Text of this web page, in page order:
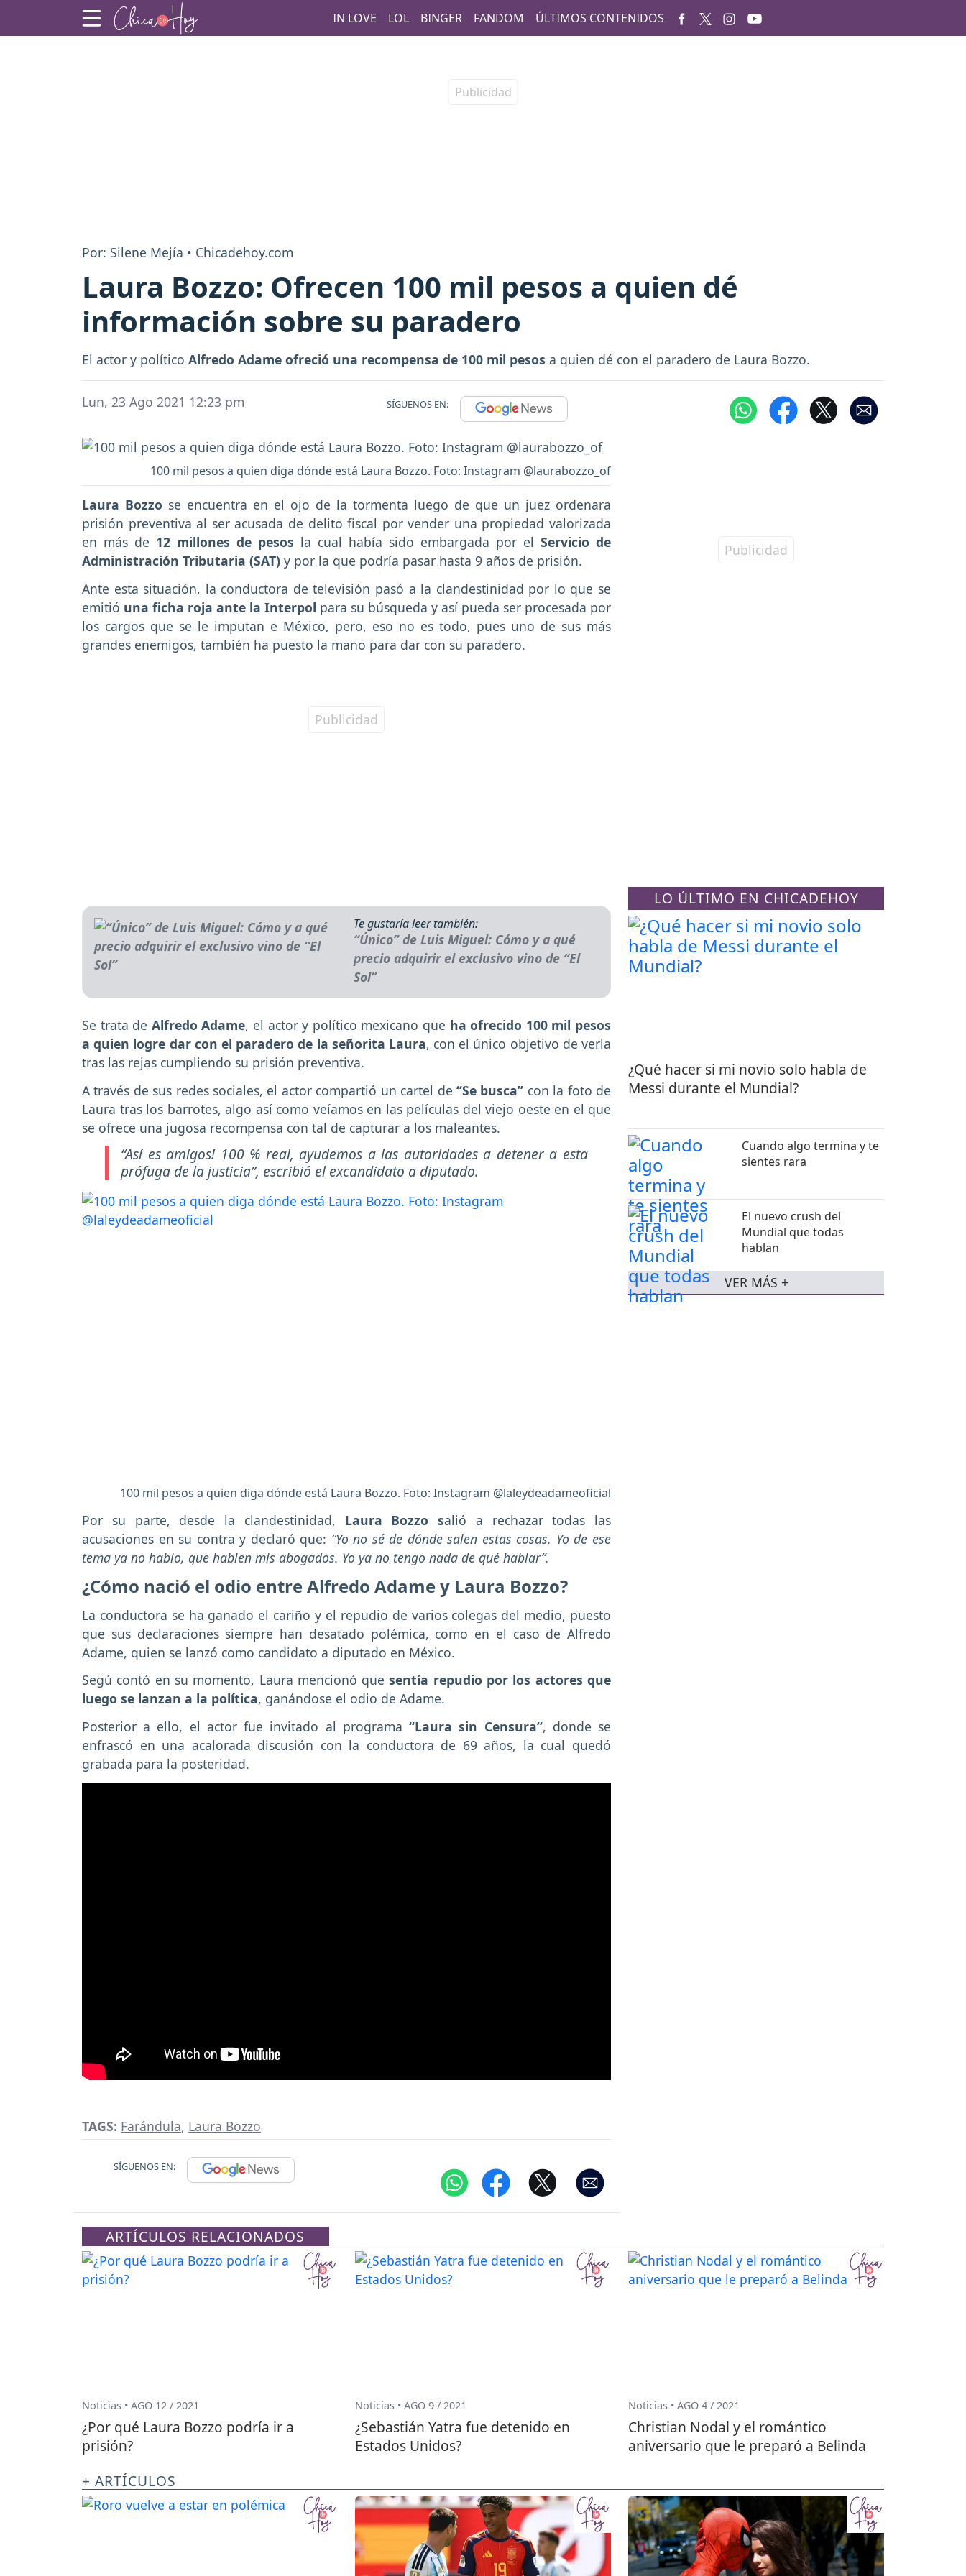
IN LOVE LOL BINGER FANDOM ÚLTIMOS CONTENIDOS
Por: Silene Mejía • Chicadehoy.com
Laura Bozzo: Ofrecen 100 mil pesos a quien dé
información sobre su paradero
El actor y político Alfredo Adame ofreció una recompensa de 100 mil pesos a quien dé con el paradero de Laura Bozzo.
Lun, 23 Ago 2021 12:23 pm SÍGUENOS EN:
100 mil pesos a quien diga dónde está Laura Bozzo. Foto: Instagram @laurabozzo_of
Laura Bozzo se encuentra en el ojo de la tormenta luego de que un juez ordenara
prisión preventiva al ser acusada de delito fiscal por vender una propiedad valorizada
en más de 12 millones de pesos la cual había sido embargada por el Servicio de
Administración Tributaria (SAT) y por la que podría pasar hasta 9 años de prisión.
Ante esta situación, la conductora de televisión pasó a la clandestinidad por lo que se
emitió una ficha roja ante la Interpol para su búsqueda y así pueda ser procesada por
los cargos que se le imputan e México, pero, eso no es todo, pues uno de sus más
grandes enemigos, también ha puesto la mano para dar con su paradero.
Te gustaría leer también:
“Único” de Luis Miguel: Cómo y a qué
precio adquirir el exclusivo vino de “El
Sol”
Se trata de Alfredo Adame, el actor y político mexicano que ha ofrecido 100 mil pesos
a quien logre dar con el paradero de la señorita Laura, con el único objetivo de verla
tras las rejas cumpliendo su prisión preventiva.
A través de sus redes sociales, el actor compartió un cartel de “Se busca” con la foto de
Laura tras los barrotes, algo así como veíamos en las películas del viejo oeste en el que
se ofrece una jugosa recompensa con tal de capturar a los maleantes.
“Así es amigos! 100 % real, ayudemos a las autoridades a detener a esta
prófuga de la justicia”, escribió el excandidato a diputado.
100 mil pesos a quien diga dónde está Laura Bozzo. Foto: Instagram @laleydeadameoficial
Por su parte, desde la clandestinidad, Laura Bozzo salió a rechazar todas las
acusaciones en su contra y declaró que: “Yo no sé de dónde salen estas cosas. Yo de ese
tema ya no hablo, que hablen mis abogados. Yo ya no tengo nada de qué hablar”.
¿Cómo nació el odio entre Alfredo Adame y Laura Bozzo?
La conductora se ha ganado el cariño y el repudio de varios colegas del medio, puesto
que sus declaraciones siempre han desatado polémica, como en el caso de Alfredo
Adame, quien se lanzó como candidato a diputado en México.
Segú contó en su momento, Laura mencionó quesentía repudio por los actores que
luego se lanzan a la política, ganándose el odio de Adame.
Posterior a ello, el actor fue invitado al programa“Laura sin Censura”, donde se
enfrascó en una acalorada discusión con la conductora de 69 años, la cual quedó
grabada para la posteridad.
TAGS: Farándula, Laura Bozzo
SÍGUENOS EN:
LO ÚLTIMO EN CHICADEHOY
¿Qué hacer si mi novio solo habla de
Messi durante el Mundial?
Cuando algo termina y te
sientes rara
El nuevo crush del
Mundial que todas
hablan
VER MÁS +
ARTÍCULOS RELACIONADOS
Noticias • AGO 12 / 2021
¿Por qué Laura Bozzo podría ir a
prisión?
Noticias • AGO 9 / 2021
¿Sebastián Yatra fue detenido en
Estados Unidos?
Noticias • AGO 4 / 2021
Christian Nodal y el romántico
aniversario que le preparó a Belinda
+ ARTÍCULOS